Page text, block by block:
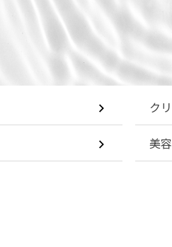
ク
美